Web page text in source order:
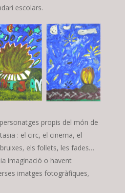
escolars.
propis del món de
: el circ, el cinema, el
els follets, les fades…
imaginació o havent
imatges fotogràfiques,